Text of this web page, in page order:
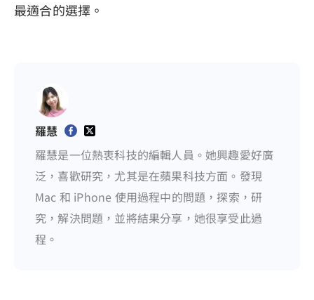
最適合的選擇。
羅慧
羅慧是一位熱衷科技的編輯人員。她興趣愛好廣
泛，喜歡研究，尤其是在蘋果科技方面。發現
Mac 和 iPhone 使用過程中的問題，探索，研
究，解決問題，並將結果分享，她很享受此過
程。